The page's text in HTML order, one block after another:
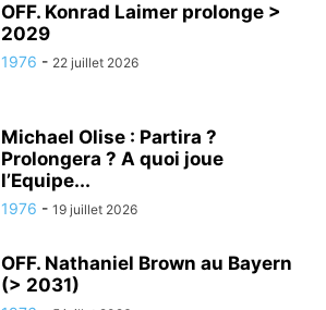
OFF. Konrad Laimer prolonge >
2029
1976 - 22 juillet 2026
Michael Olise : Partira ?
Prolongera ? A quoi joue
l’Equipe...
1976 - 19 juillet 2026
OFF. Nathaniel Brown au Bayern
(> 2031)